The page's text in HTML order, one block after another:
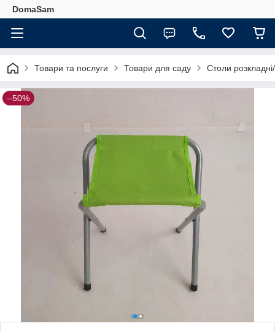
DomaSam
Товари та послуги Товари для саду Столи
–50%